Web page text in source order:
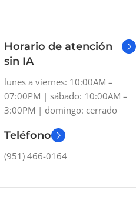
Horario de atención
sin IA
lunes a viernes: 10:00AM –
07:00PM | sábado: 10:00AM –
3:00PM | domingo: cerrado
Teléfono
(951) 466-0164